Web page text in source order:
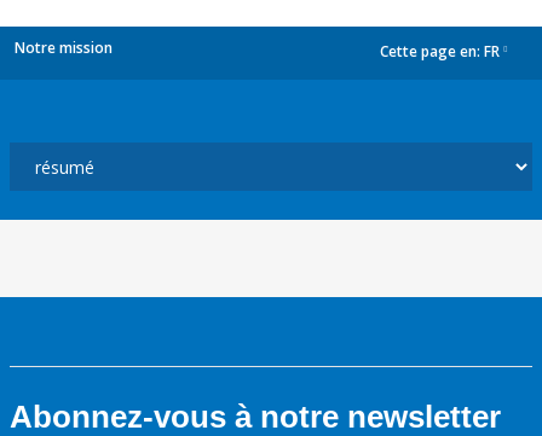
Notre mission Cette page en: FR
Abonnez-vous à notre newsletter